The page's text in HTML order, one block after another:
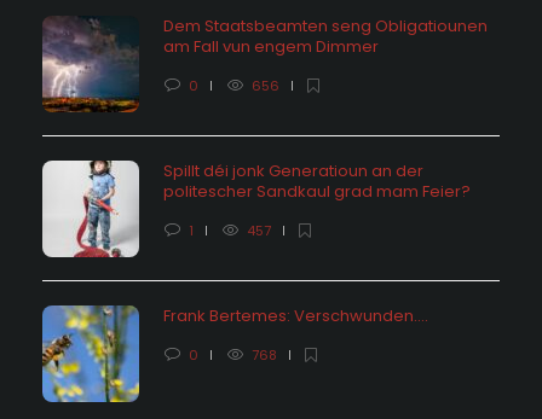
Dem Staatsbeamten seng Obligatiounen
am Fall vun engem Dimmer
0 656
Spillt déi jonk Generatioun an der
politescher Sandkaul grad mam Feier?
1 457
Frank Bertemes: Verschwunden….
0 768